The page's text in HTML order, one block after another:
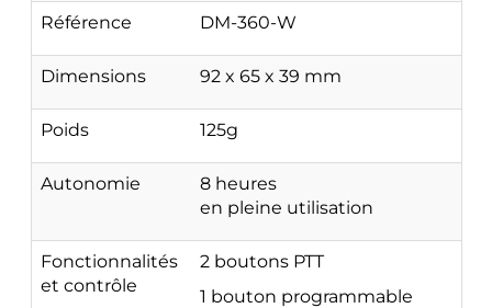
Référence DM-360-W
Dimensions 92 x 65 x 39 mm
Poids 125g
Autonomie
8 heures
en pleine utilisation
Fonctionnalités
et contrôle
2 boutons PTT
1 bouton programmable